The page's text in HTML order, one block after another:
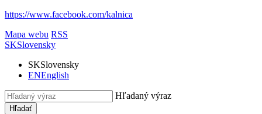
https://www.facebook.com/kalnica
Mapa webu RSS
SKSlovensky
SKSlovensky
ENEnglish
Hľadaný výraz
Hľadať